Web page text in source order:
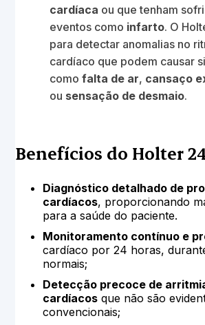
cardíaca ou que tenham
eventos como infarto. O
para detectar anomalias no
cardíaco que podem causar
comofalta de ar, cansaço
ou sensação de desmaio.
Benefícios do Holter
Diagnóstico detalhado de
cardíacos, proporcionando
para a saúde do paciente.
Monitoramento contínuo e
cardíaco por 24 horas,
normais;
Detecção precoce de
cardíacos que não são
convencionais;